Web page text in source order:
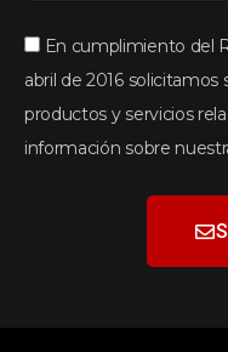
En cumplimiento del
abril de 2016 solicitamos
productos y servicios
información sobre